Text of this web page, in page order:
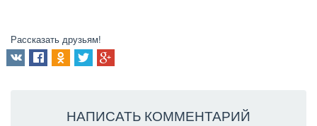
Рассказать друзьям!
НАПИСАТЬ КОММЕНТАРИЙ